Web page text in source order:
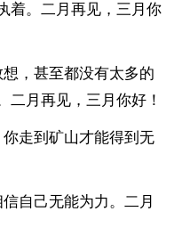
着。二月再见，三月你
，甚至都没有太多的
二月再见，三月你好！
走到矿山才能得到无
自己无能为力。二月